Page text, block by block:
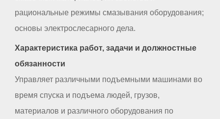
рациональные режимы смазывания оборудования;
основы электрослесарного дела.
Характеристика работ, задачи и должностные
обязанности
Управляет различными подъемными машинами во
время спуска и подъема людей, грузов,
материалов и различного оборудования по